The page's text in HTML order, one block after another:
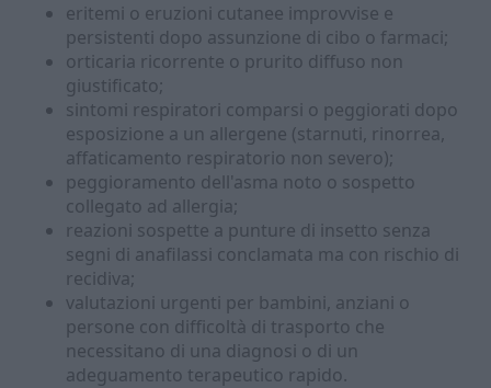
eritemi o eruzioni cutanee improvvise e
persistenti dopo assunzione di cibo o farmaci;
orticaria ricorrente o prurito diffuso non
giustificato;
sintomi respiratori comparsi o peggiorati dopo
esposizione a un allergene (starnuti, rinorrea,
affaticamento respiratorio non severo);
peggioramento dell'asma noto o sospetto
collegato ad allergia;
reazioni sospette a punture di insetto senza
segni di anafilassi conclamata ma con rischio di
recidiva;
valutazioni urgenti per bambini, anziani o
persone con difficoltà di trasporto che
necessitano di una diagnosi o di un
adeguamento terapeutico rapido.